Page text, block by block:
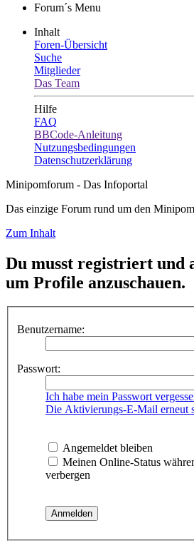
Forum´s Menu
Inhalt
Foren-Übersicht
Suche
Mitglieder
Das Team
Hilfe
FAQ
BBCode-Anleitung
Nutzungsbedingungen
Datenschutzerklärung
Minipomforum - Das Infoportal
Das einzige Forum rund um den
Zum Inhalt
Du musst registriert und
um Profile anzuschauen.
Benutzername:
Passwort:
Ich habe mein Passwort
Die Aktivierungs-E-Mail erneut
Angemeldet bleiben
Meinen Online-Status
verbergen